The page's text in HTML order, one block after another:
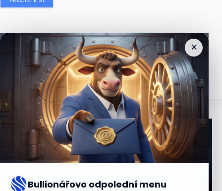
×
Bullionářovo odpolední menu
Nejčtenějšízprávy